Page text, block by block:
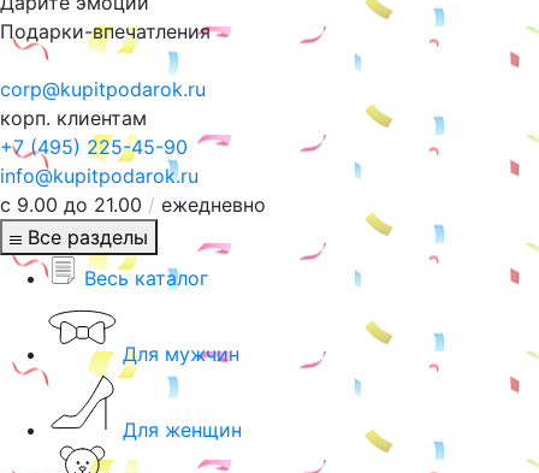
Подарки-впечатления
corp@kupitpodarok.ru
корп. клиентам
+7 (495) 225-45-90
info@kupitpodarok.ru
с 9.00 до 21.00 / ежедневно
Все разделы
Весь каталог
Для мужчин
Для женщин